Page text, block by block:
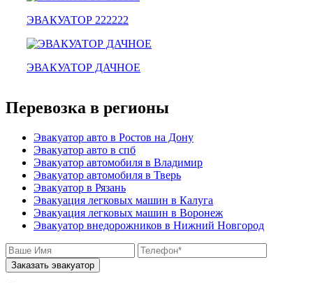
зарайск
лесной городок
красноармейск
эвакуатор прицепов
ЭВАКУАТОР 222222
ЭВАКУАТОР ДАЧНОЕ
Перевозка в регионы
Эвакуатор авто в Ростов на Дону
Эвакуатор авто в спб
Эвакуатор автомобиля в Владимир
Эвакуатор автомобиля в Тверь
Эвакуатор в Рязань
Эвакуация легковых машин в Калуга
Эвакуация легковых машин в Воронеж
Эвакуатор внедорожников в Нижний Новгород
Заказать эвакуатор